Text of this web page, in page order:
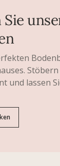
Stöbern
und lassen